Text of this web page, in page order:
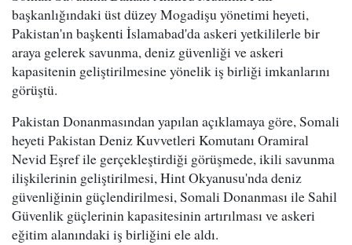
başkanlığındaki üst düzey Mogadişu yönetimi heyeti,
Pakistan'ın başkenti İslamabad'da askeri yetkililerle bir
araya gelerek savunma, deniz güvenliği ve askeri
kapasitenin geliştirilmesine yönelik iş birliği imkanlarını
görüştü.
Pakistan Donanmasından yapılan açıklamaya göre, Somali
heyeti Pakistan Deniz Kuvvetleri Komutanı Oramiral
Nevid Eşref ile gerçekleştirdiği görüşmede, ikili savunma
ilişkilerinin geliştirilmesi, Hint Okyanusu'nda deniz
güvenliğinin güçlendirilmesi, Somali Donanması ile Sahil
Güvenlik güçlerinin kapasitesinin artırılması ve askeri
eğitim alanındaki iş birliğini ele aldı.